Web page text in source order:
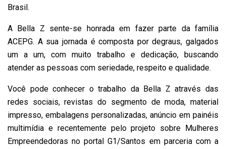
Brasil.
A Bella Z sente-se honrada em fazer parte da família
ACEPG. A sua jornada é composta por degraus, galgados
um a um, com muito trabalho e dedicação, buscando
atender as pessoas com seriedade, respeito e qualidade.
Você pode conhecer o trabalho da Bella Z através das
redes sociais, revistas do segmento de moda, material
impresso, embalagens personalizadas, anúncio em painéis
multimídia e recentemente pelo projeto sobre Mulheres
Empreendedoras no portal G1/Santos em parceria com a